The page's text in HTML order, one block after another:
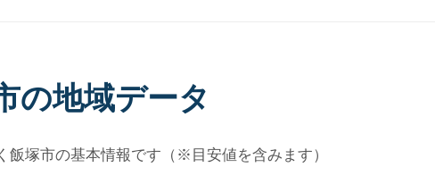
の地域データ
飯塚市の基本情報です（※目安値を含みます）